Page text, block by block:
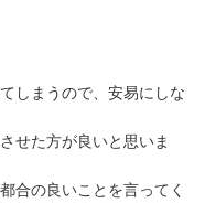
しまうので、安易にしな
せた方が良いと思いま
合の良いことを言ってく